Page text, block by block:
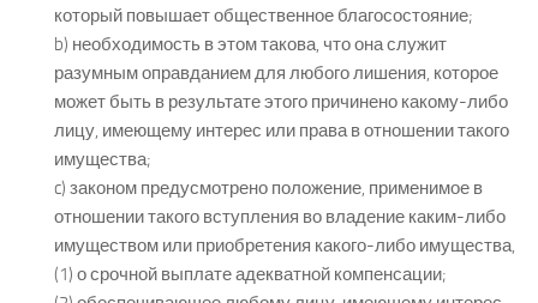
который повышает общественное благосостояние;
b) необходимость в этом такова, что она служит
разумным оправданием для любого лишения, которое
может быть в результате этого причинено какому-либо
лицу, имеющему интерес или права в отношении такого
имущества;
c) законом предусмотрено положение, применимое в
отношении такого вступления во владение каким-либо
имуществом или приобретения какого-либо имущества,
(1) о срочной выплате адекватной компенсации;